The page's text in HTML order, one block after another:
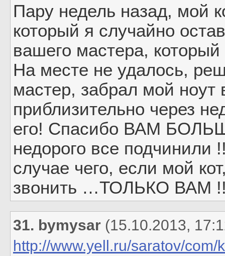
Пару недель назад, мой
который я случайно
вашего мастера,
На месте не удалось,
мастер, забрал мой ноут
приблизительно через
его! Спасибо ВАМ
недорого все
случае чего, если мой
звонить …ТОЛЬКО ВАМ
31. bymysar (15.10.2013,
http://www.yell.ru/saratov/